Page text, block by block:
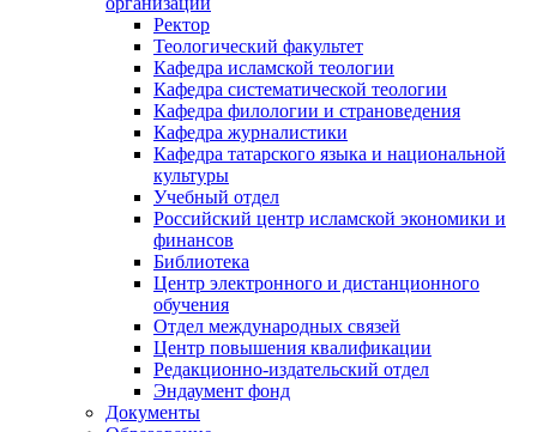
Ректор
Теологический факультет
Кафедра исламской теологии
Кафедра систематической теологии
Кафедра филологии и страноведения
Кафедра журналистики
Кафедра татарского языка и национальной
культуры
Учебный отдел
Российский центр исламской экономики и
финансов
Библиотека
Центр электронного и дистанционного
обучения
Отдел международных связей
Центр повышения квалификации
Редакционно-издательский отдел
Эндаумент фонд
Документы